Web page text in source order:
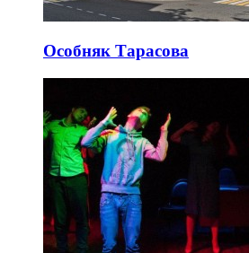
Особняк Тарасова